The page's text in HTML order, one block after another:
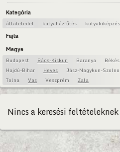
Kategória
állateledel kutyaházfűtés kutyakiképzés
Fajta
Megye
Budapest Bács-Kiskun Baranya Békés
Hajdú-Bihar
Heves Jász-Nagykun-
Tolna
Vas Veszprém Zala
Nincs a keresési